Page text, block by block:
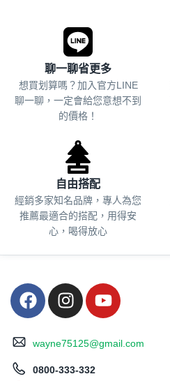
聊一聊省更多
想買划算嗎？加入官方LINE
聊一聊，一定會給您意想不到
的價格！
自由搭配
經銷多家知名品牌，專人為您
推薦最適合的搭配，用得安
心，喝得放心
wayne75125@gmail.com
0800-333-332